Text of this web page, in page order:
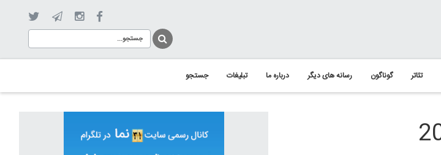
تئاتر گوناگون رسانه های دیگر درباره ما تبلیغات جستجو